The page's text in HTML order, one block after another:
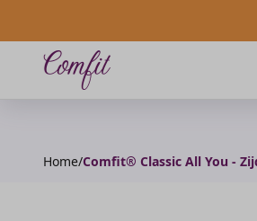
Comfit NL/BE
Home/Comfit® Classic All You -